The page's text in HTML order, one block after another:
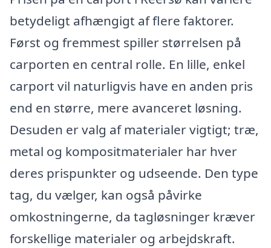
betydeligt afhængigt af flere faktorer.
Først og fremmest spiller størrelsen på
carporten en central rolle. En lille, enkel
carport vil naturligvis have en anden pris
end en større, mere avanceret løsning.
Desuden er valg af materialer vigtigt; træ,
metal og kompositmaterialer har hver
deres prispunkter og udseende. Den type
tag, du vælger, kan også påvirke
omkostningerne, da tagløsninger kræver
forskellige materialer og arbejdskraft.